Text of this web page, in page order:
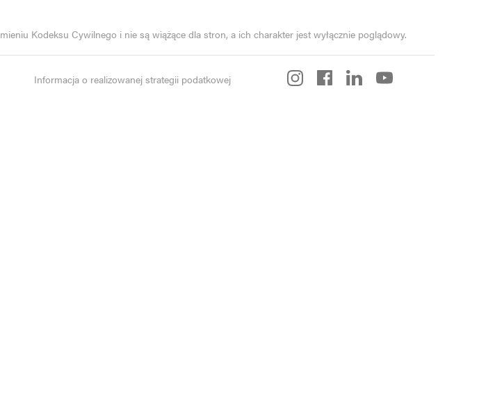
Kodeksu Cywilnego i nie są wiążące dla stron, a ich charakter jest wyłącznie poglądowy.
Informacja o realizowanej strategii podatkowej